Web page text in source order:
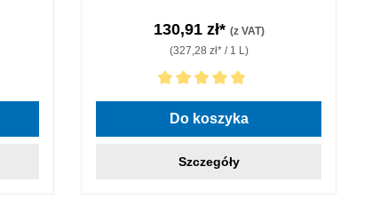
130,91 zł* (z VAT)
(327,28 zł* / 1 L)
Średnia ocena 5 z 5 gwiazdek
Do koszyka
Szczegóły